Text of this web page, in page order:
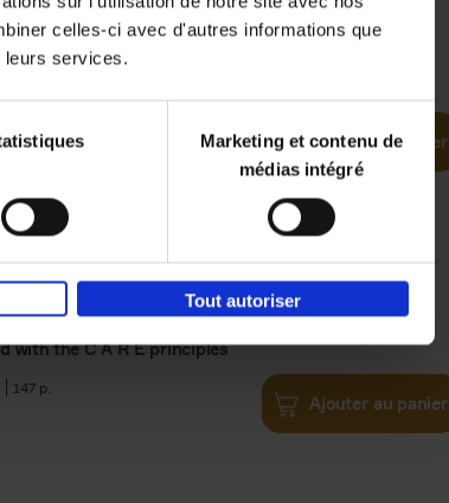
celles-ci avec d'autres informations que
leurs services.
Marketing et contenu de
médias intégré
Tout autoriser
like a PRO -
edition
Ajouter au panier
Care?
with the C A R E principles
147
€34,99
Ajouter au panier